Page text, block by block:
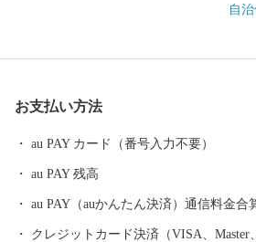
らうため、後世まで伝るために、街は観
要：受領書およびワンストップ特例申請
よびワンストップ特例申請書は、寄附か
ます。 ・ワンストップ特例申請書をお急
自
お支払い方法
au PAY カード（番号入力不要）
au PAY 残高
au PAY（auかんたん決済）通信料金合
クレジットカード決済（VISA、Master